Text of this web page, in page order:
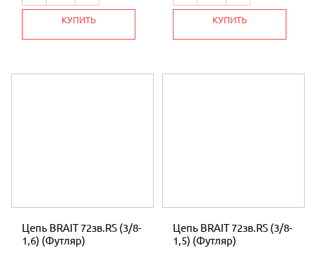
КУПИТЬ КУПИТЬ
Цепь BRAIT 72зв.RS (3/8-
1,6) (Футляр)
Цепь BRAIT 72зв.RS (3/8-
1,5) (Футляр)